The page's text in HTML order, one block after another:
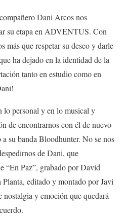
Dani Arcos nos
su etapa en ADVENTUS. Con
más que respetar su deseo y darle
ha dejado en la identidad de la
tanto en estudio como en
lo personal y en lo musical y
de encontrarnos con él de nuevo
su banda Bloodhunter. No se nos
de Dani, que
“En Paz”, grabado por David
Planta, editado y montado por Javi
y emoción que quedará